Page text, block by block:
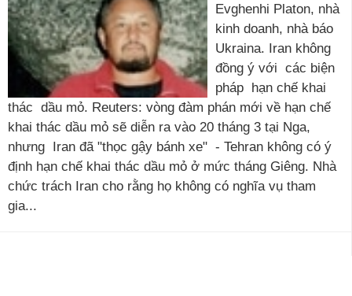
Evghenhi Platon, nhà
kinh doanh, nhà báo
Ukraina. Iran không
đồng ý với các biện
pháp hạn chế khai
thác dầu mỏ. Reuters: vòng đàm phán mới về hạn chế
khai thác dầu mỏ sẽ diễn ra vào 20 tháng 3 tại Nga,
nhưng Iran đã "thọc gậy bánh xe" - Tehran không có ý
định hạn chế khai thác dầu mỏ ở mức tháng Giêng. Nhà
chức trách Iran cho rằng họ không có nghĩa vụ tham
gia...